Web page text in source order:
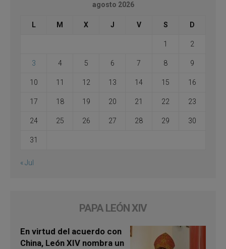
agosto 2026
L M X J V S D
1 2
3 4 5 6 7 8 9
10 11 12 13 14 15 16
17 18 19 20 21 22 23
24 25 26 27 28 29 30
31
« Jul
PAPA LEÓN XIV
En virtud del acuerdo con
China, León XIV nombra un